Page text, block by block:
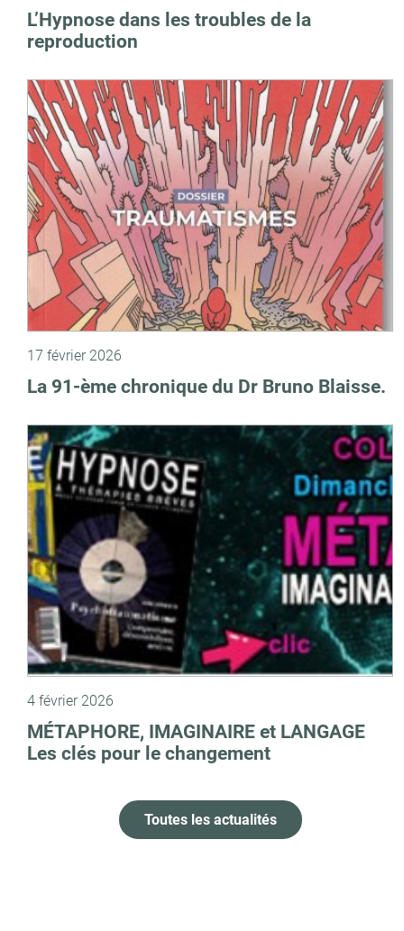
L’Hypnose dans les troubles de la
reproduction
17 février 2026
La 91-ème chronique du Dr Bruno Blaisse.
4 février 2026
MÉTAPHORE, IMAGINAIRE et LANGAGE
Les clés pour le changement
Toutes les actualités